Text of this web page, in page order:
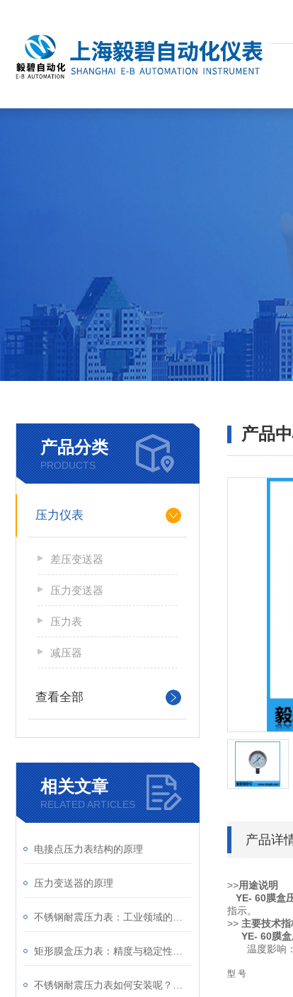
产品分类
PRODUCTS
压力仪表
差压变送器
压力变送器
压力表
减压器
查看全部
相关文章
RELATED ARTICLES
电接点压力表结构的原理
压力变送器的原理
产品
产品详
>>用途说明
YE- 60膜盒
指示。
>> 主要技术指
YE- 60膜
温度影响：
型 号